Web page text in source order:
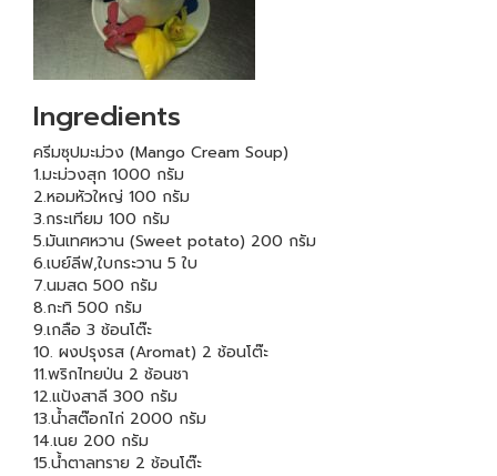
Ingredients
ครีมซุปมะม่วง (Mango Cream Soup)
1.มะม่วงสุก 1000 กรัม
2.หอมหัวใหญ่ 100 กรัม
3.กระเทียม 100 กรัม
5.มันเทศหวาน (Sweet potato) 200 กรัม
6.เบย์ลีฟ,ใบกระวาน 5 ใบ
7.นมสด 500 กรัม
8.กะทิ 500 กรัม
9.เกลือ 3 ช้อนโต๊ะ
10. ผงปรุงรส (Aromat) 2 ช้อนโต๊ะ
11.พริกไทยป่น 2 ช้อนชา
12.แป้งสาลี 300 กรัม
13.น้ำสต๊อกไก่ 2000 กรัม
14.เนย 200 กรัม
15.น้ำตาลทราย 2 ช้อนโต๊ะ